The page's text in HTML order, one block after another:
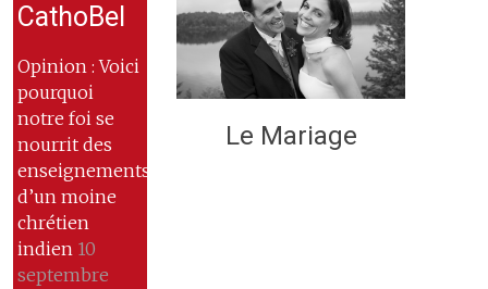
CathoBel
Opinion : Voici
pourquoi
notre foi se
nourrit des
enseignements
d’un moine
chrétien
indien 10
septembre
Le Mariage